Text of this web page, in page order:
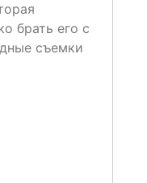
брать его с
съемки